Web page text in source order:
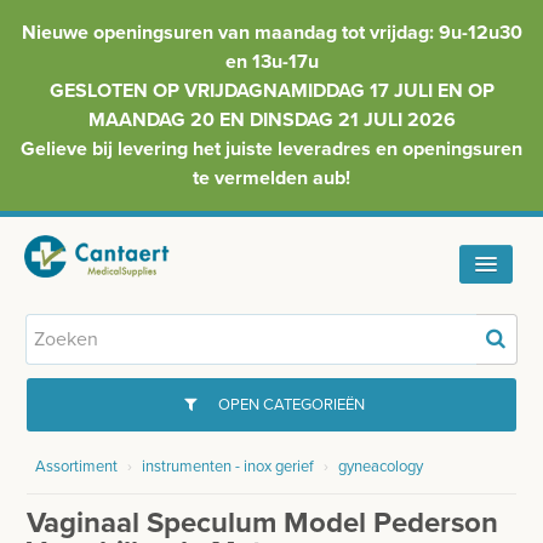
Nieuwe openingsuren van maandag tot vrijdag: 9u-12u30
en 13u-17u
GESLOTEN OP VRIJDAGNAMIDDAG 17 JULI EN OP
MAANDAG 20 EN DINSDAG 21 JULI 2026
Gelieve bij levering het juiste leveradres en openingsuren
te vermelden aub!
HOME
OPEN CATEGORIEËN
GYNAECOLOGIE
INJECTIEMATERIAAL
Assortiment › instrumenten - inox gerief › gyneacology
Vaginaal Speculum Model Pederson